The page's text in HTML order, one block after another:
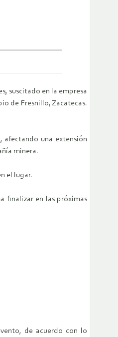
suscitado en la empresa
de Fresnillo, Zacatecas.
afectando una extensión
minera.
el lugar.
finalizar en las próximas
de acuerdo con lo